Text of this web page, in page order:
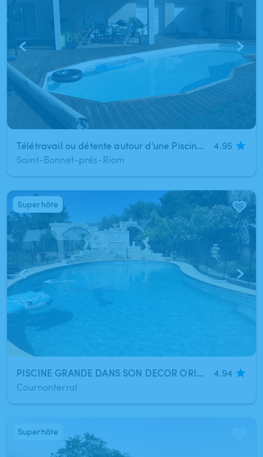
Télétravail ou détente autour d'une Piscine chauffée à 20 minutes de Clermont-Ferrand (Saint-Bonnet-prés-Rio)
4.95
Saint-Bonnet-prés-Riom
1/5
PISCINE GRANDE DANS SON DECOR ORIGINAL- PLONGEOIR
4.94
Cournonterral
Superhôte
1/3
Superhôte